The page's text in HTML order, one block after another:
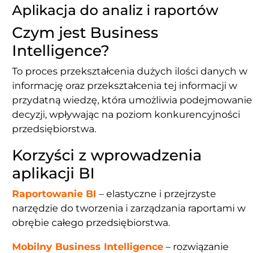
Aplikacja do analiz i raportów
Czym jest Business
Intelligence?
To proces przekształcenia dużych ilości danych w
informację oraz przekształcenia tej informacji w
przydatną wiedzę, która umożliwia podejmowanie
decyzji, wpływając na poziom konkurencyjności
przedsiębiorstwa.
Korzyści z wprowadzenia
aplikacji BI
Raportowanie BI – elastyczne i przejrzyste
narzędzie do tworzenia i zarządzania raportami w
obrębie całego przedsiębiorstwa.
Mobilny Business Intelligence – rozwiązanie